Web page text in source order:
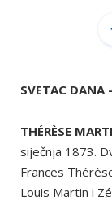
SVETAC DANA
THÉRÈSE
siječnja 1873.
Frances
Louis Martin i